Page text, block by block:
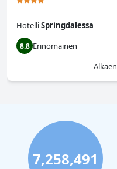
HotelliSpringdalessa
8.8 Erinomainen
Alkaen
7,258,491